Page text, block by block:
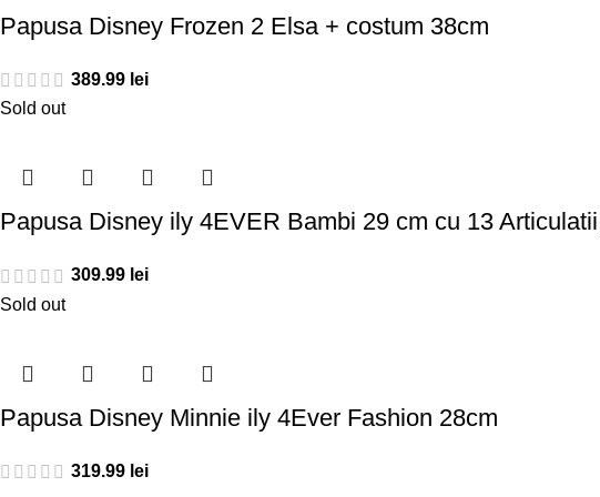
Papusa Disney Frozen 2 Elsa + costum 38cm
389.99 lei
Sold out
Papusa Disney ily 4EVER Bambi 29 cm cu 13
309.99 lei
Sold out
Papusa Disney Minnie ily 4Ever Fashion 28cm
319.99 lei